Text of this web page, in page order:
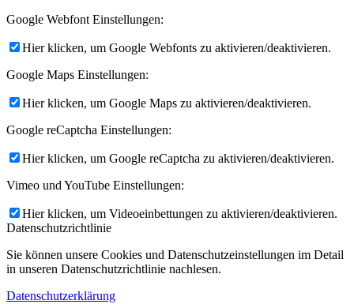
Google Webfont Einstellungen:
Hier klicken, um Google Webfonts zu aktivieren/deaktivieren.
Google Maps Einstellungen:
Hier klicken, um Google Maps zu aktivieren/deaktivieren.
Google reCaptcha Einstellungen:
Hier klicken, um Google reCaptcha zu aktivieren/deaktivieren.
Vimeo und YouTube Einstellungen:
Hier klicken, um Videoeinbettungen zu aktivieren/deaktivieren.
Datenschutzrichtlinie
Sie können unsere Cookies und Datenschutzeinstellungen im Detail
in unseren Datenschutzrichtlinie nachlesen.
Datenschutzerklärung